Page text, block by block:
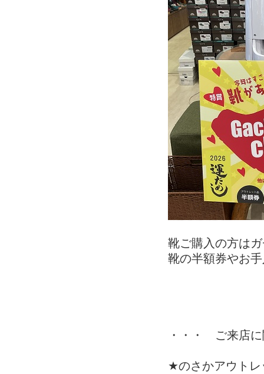
靴ご購入の方は
靴の半額券やお
・・・ ご来店
★のさかアウトレ